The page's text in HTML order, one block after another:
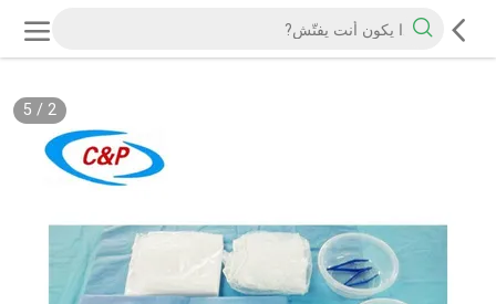
2
/
5